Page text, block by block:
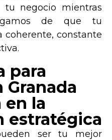
negocio mientras
de que tu
coherente, constante
.
para
Granada
en la
estratégica
ser tu mejor